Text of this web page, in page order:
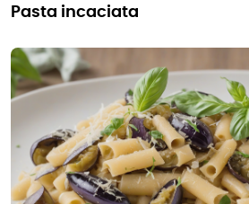
pasta incaciata